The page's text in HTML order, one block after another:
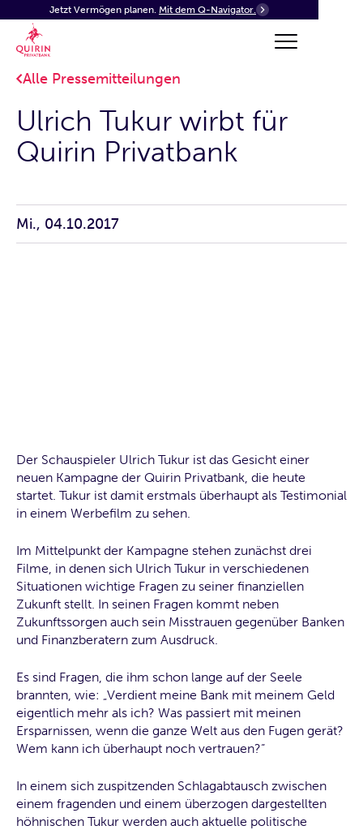
Jetzt Vermögen planen. Mit dem Q-Navigator.
Alle Pressemitteilungen
Ulrich Tukur wirbt für
Quirin Privatbank
Mi., 04.10.2017
Der Schauspieler Ulrich Tukur ist das Gesicht einer
neuen Kampagne der Quirin Privatbank, die heute
startet. Tukur ist damit erstmals überhaupt als Testimonial
in einem Werbefilm zu sehen.
Im Mittelpunkt der Kampagne stehen zunächst drei
Filme, in denen sich Ulrich Tukur in verschiedenen
Situationen wichtige Fragen zu seiner finanziellen
Zukunft stellt. In seinen Fragen kommt neben
Zukunftssorgen auch sein Misstrauen gegenüber Banken
und Finanzberatern zum Ausdruck.
Es sind Fragen, die ihm schon lange auf der Seele
brannten, wie: „Verdient meine Bank mit meinem Geld
eigentlich mehr als ich? Was passiert mit meinen
Ersparnissen, wenn die ganze Welt aus den Fugen gerät?
Wem kann ich überhaupt noch vertrauen?“
In einem sich zuspitzenden Schlagabtausch zwischen
einem fragenden und einem überzogen dargestellten
höhnischen Tukur werden auch aktuelle politische